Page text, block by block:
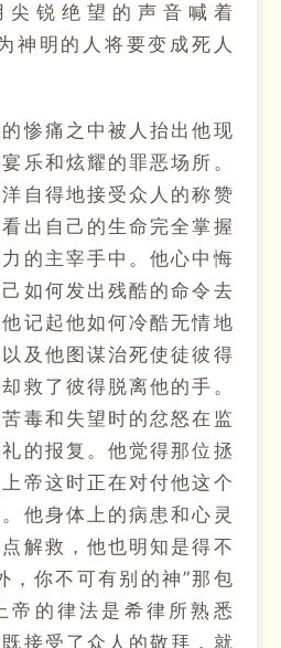
尖锐绝望的声音喊着
神明的人将要变成死人
痛之中被人抬出他现
乐和炫耀的罪恶场所。
自得地接受众人的称赞
出自己的生命完全掌握
的主宰手中。他心中悔
如何发出残酷的命令去
记起他如何冷酷无情地
及他图谋治死使徒彼得
救了彼得脱离他的手。
毒和失望时的忿怒在监
的报复。他觉得那位拯
帝这时正在对付他这个
他身体上的病患和心灵
解救，他也明知是得不
，你不可有别的神”那包
帝的律法是希律所熟悉
接受了众人的敬拜，就